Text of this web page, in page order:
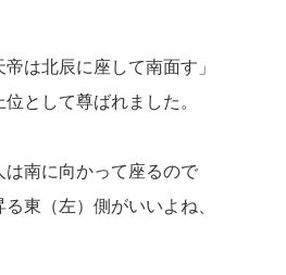
は北辰に座して南面す」
として尊ばれました。
南に向かって座るので
東（左）側がいいよね、